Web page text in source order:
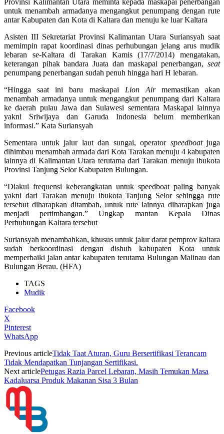
untuk menambah armadanya mengangkut penumpang dengan rute
antar Kabupaten dan Kota di Kaltara dan menuju ke luar Kaltara
Asisten III Sekretariat Provinsi Kalimantan Utara Suriansyah saat
memimpin rapat koordinasi dinas perhubungan jelang arus mudik
lebaran se-Kaltara di Tarakan Kamis (17/7/2014) mengatakan,
keterangan pihak bandara Juata dan maskapai penerbangan, seat
penumpang penerbangan sudah penuh hingga hari H lebaran.
“Hingga saat ini baru maskapai Lion Airmemastikan akan
menambah armadanya untuk mengangkut penumpang dari Kaltara
ke daerah pulau Jawa dan Sulawesi sementara Maskapai lainnya
yakni Sriwijaya dan Garuda Indonesia belum memberikan
informasi.” Kata Suriansyah
Sementara untuk jalur laut dan sungai, operator speedboatjuga
dihimbau menambah armada dari Kota Tarakan menuju 4 kabupaten
lainnya di Kalimantan Utara terutama dari Tarakan menuju ibukota
Provinsi Tanjung Selor Kabupaten Bulungan.
“Diakui frequensi keberangkatan untuk speedboat paling banyak
yakni dari Tarakan menuju ibukota Tanjung Selor sehingga rute
tersebut diharapkan ditambah, untuk rute lainnya diharapkan juga
menjadi pertimbangan.” Ungkap mantan Kepala Dinas
Perhubungan Kaltara tersebut
Suriansyah menambahkan, khusus untuk jalur darat pemprov kaltara
sudah berkoordinasi dengan dishub kabupaten Kota untuk
memperbaiki jalan antar kabupaten terutama Bulungan Malinau dan
Bulungan Berau. (HFA)
TAGS
Mudik
Facebook
X
Pinterest
WhatsApp
Previous articleTidak Taat Aturan, Guru Bersertifikasi Terancam
Tidak Mendapatkan Tunjangan Sertifikasi.
Next articlePetugas Razia Parcel Lebaran, Masih Temukan Masa
Kadaluarsa Produk Makanan Sisa 3 Bulan